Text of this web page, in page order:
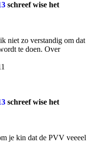
schreef wise het
niet zo verstandig om dat
te doen. Over
schreef wise het
je kin dat de PVV veeeel